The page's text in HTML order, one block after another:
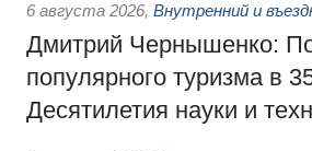
6 августа 2026, Внутренний и
Дмитрий Чернышенко:
популярного туризма в
Десятилетия науки и